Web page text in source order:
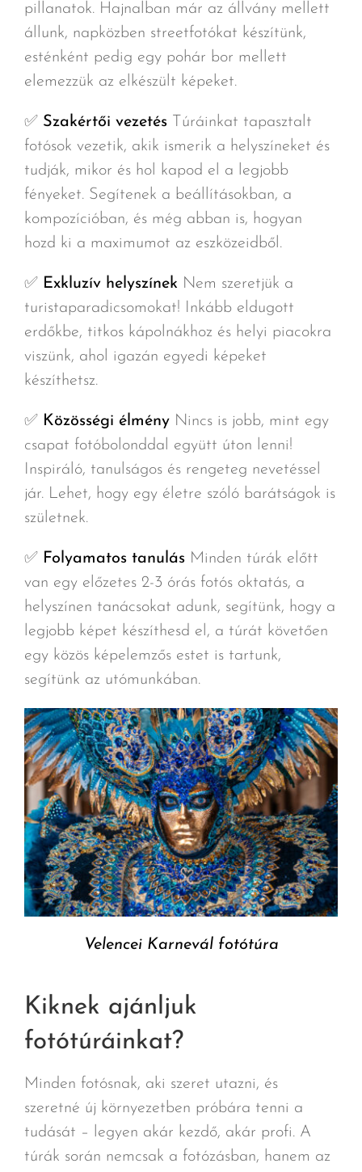
pillanatok. Hajnalban már az állvány mellett
állunk, napközben streetfotókat készítünk,
esténként pedig egy pohár bor mellett
elemezzük az elkészült képeket.
✅ Szakértői vezetésTúráinkat tapasztalt
fotósok vezetik, akik ismerik a helyszíneket és
tudják, mikor és hol kapod el a legjobb
fényeket. Segítenek a beállításokban, a
kompozícióban, és még abban is, hogyan
hozd ki a maximumot az eszközeidből.
✅ Exkluzív helyszínek Nem szeretjük a
turistaparadicsomokat! Inkább eldugott
erdőkbe, titkos kápolnákhoz és helyi piacokra
viszünk, ahol igazán egyedi képeket
készíthetsz.
✅ Közösségi élményNincs is jobb, mint egy
csapat fotóbolonddal együtt úton lenni!
Inspiráló, tanulságos és rengeteg nevetéssel
jár. Lehet, hogy egy életre szóló barátságok is
születnek.
✅ Folyamatos tanulásMinden túrák előtt
van egy előzetes 2-3 órás fotós oktatás, a
helyszínen tanácsokat adunk, segítünk, hogy a
legjobb képet készíthesd el, a túrát követően
egy közös képelemzős estet is tartunk,
segítünk az utómunkában.
Velencei Karnevál fotótúra
Kiknek ajánljuk
fotótúráinkat?
Minden fotósnak, aki szeret utazni, és
szeretné új környezetben próbára tenni a
tudását – legyen akár kezdő, akár profi. A
túrák során nemcsak a fotózásban, hanem az